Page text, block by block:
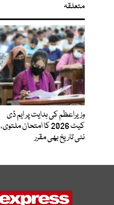
متعلقہ
وزیراعظم کی ہدایت پر ایم ڈی
کیٹ 2026 کا امتحان ملتوی،
نئی تاریخ بھی مقرر